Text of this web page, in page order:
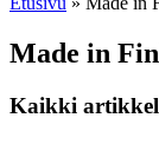
Made in
Kaikki